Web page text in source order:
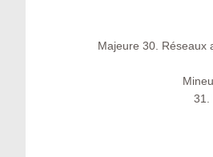
Majeure 30. Réseaux
31.